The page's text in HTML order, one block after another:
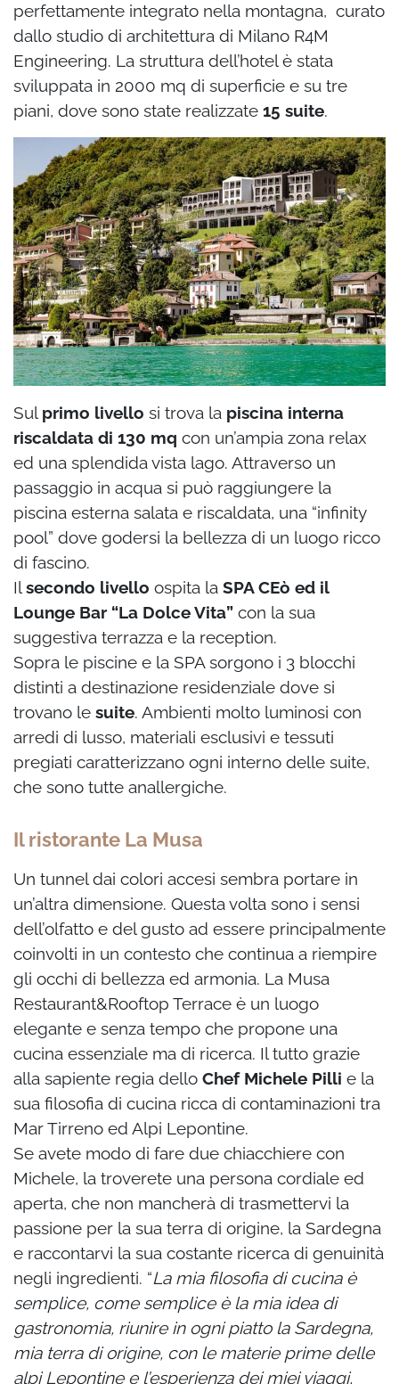
perfettamente integrato nella montagna, curato
dallo studio di architettura di Milano R4M
Engineering. La struttura dell’hotel è stata
sviluppata in 2000 mq di superficie e su tre
piani, dove sono state realizzate 15 suite.
Sul primo livello si trova la piscina interna
riscaldata di 130 mq con un’ampia zona relax
ed una splendida vista lago. Attraverso un
passaggio in acqua si può raggiungere la
piscina esterna salata e riscaldata, una “infinity
pool” dove godersi la bellezza di un luogo ricco
di fascino.
Ilsecondo livello ospita la SPA CEò ed il
Lounge Bar “La Dolce Vita” con la sua
suggestiva terrazza e la reception.
Sopra le piscine e la SPA sorgono i 3 blocchi
distinti a destinazione residenziale dove si
trovano le suite. Ambienti molto luminosi con
arredi di lusso, materiali esclusivi e tessuti
pregiati caratterizzano ogni interno delle suite,
che sono tutte anallergiche.
Il ristorante La Musa
Un tunnel dai colori accesi sembra portare in
un’altra dimensione. Questa volta sono i sensi
dell’olfatto e del gusto ad essere principalmente
coinvolti in un contesto che continua a riempire
gli occhi di bellezza ed armonia. La Musa
Restaurant&Rooftop Terrace è un luogo
elegante e senza tempo che propone una
cucina essenziale ma di ricerca. Il tutto grazie
alla sapiente regia dello Chef Michele Pilli e la
sua filosofia di cucina ricca di contaminazioni tra
Mar Tirreno ed Alpi Lepontine.
Se avete modo di fare due chiacchiere con
Michele, la troverete una persona cordiale ed
aperta, che non mancherà di trasmettervi la
passione per la sua terra di origine, la Sardegna
e raccontarvi la sua costante ricerca di genuinità
negli ingredienti. “La mia filosofia di cucina è
semplice, come semplice è la mia idea di
gastronomia, riunire in ogni piatto la Sardegna,
mia terra di origine, con le materie prime delle
alpi Lepontine e l’esperienza dei miei viaggi,